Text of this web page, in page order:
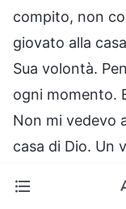
compito, non
giovato alla
Sua volontà.
ogni momento.
Non mi vedevo
casa di Dio. Un
proprio